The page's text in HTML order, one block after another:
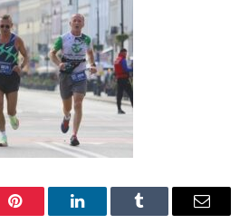
Pinterest LinkedInTumblr Email